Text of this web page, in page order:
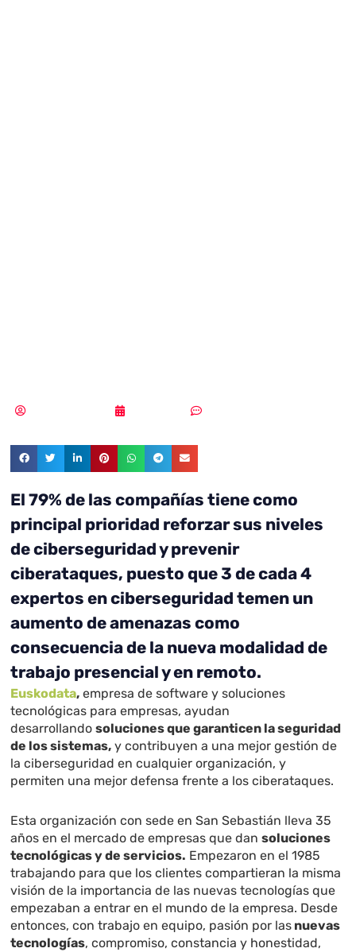
El 79% de las compañías tiene como
principal prioridad reforzar sus niveles
de ciberseguridad y prevenir
ciberataques, puesto que 3 de cada 4
expertos en ciberseguridad temen un
aumento de amenazas como
consecuencia de la nueva modalidad de
trabajo presencial y en remoto.
Euskodata, empresa de software y soluciones
tecnológicas para empresas, ayudan
desarrollandosoluciones que garanticen la seguridad
de los sistemas, y contribuyen a una mejor gestión de
la ciberseguridad en cualquier organización, y
permiten una mejor defensa frente a los ciberataques.
Esta organización con sede en San Sebastián lleva 35
años en el mercado de empresas que dansoluciones
tecnológicas y de servicios. Empezaron en el 1985
trabajando para que los clientes compartieran la misma
visión de la importancia de las nuevas tecnologías que
empezaban a entrar en el mundo de la empresa. Desde
entonces, con trabajo en equipo, pasión por las nuevas
tecnologías, compromiso, constancia y honestidad,